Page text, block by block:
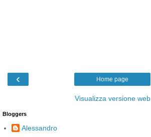
‹ Home page
Visualizza versione web
Bloggers
Alessandro